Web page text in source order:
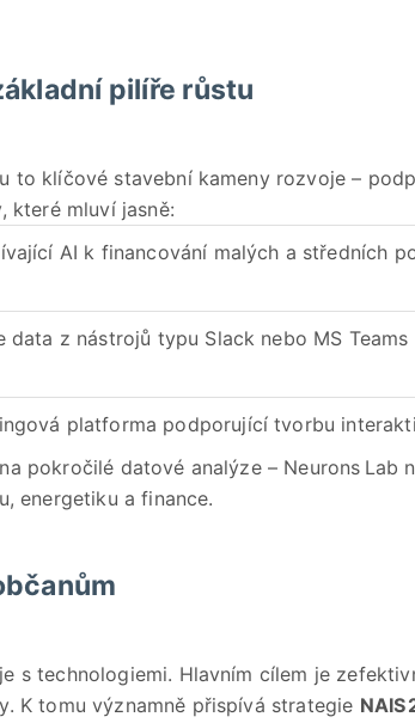
pilíře růstu
to klíčové stavební kameny rozvoje –
které mluví jasně:
AI k financování malých a středních
data z nástrojů typu Slack nebo MS
platforma podporující tvorbu
pokročilé datové analýze – Neurons Lab
energetiku a finance.
s technologiemi. Hlavním cílem je
K tomu významně přispívá strategie NAIS